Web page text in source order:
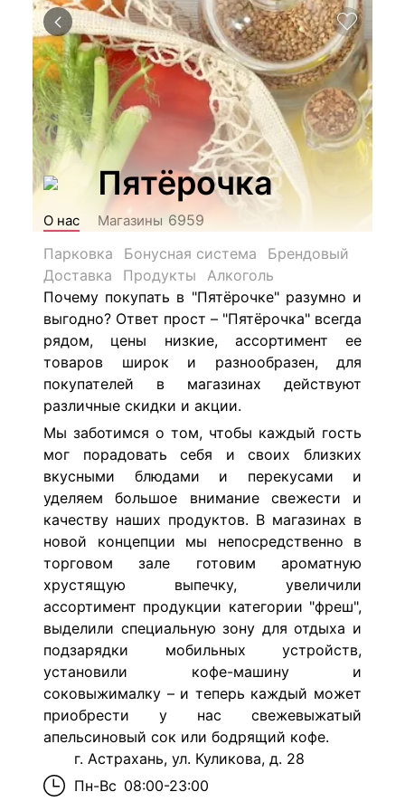
Пятёрочка
О нас Магазины 6959
Парковка
Бонусная система
Брендовый
Доставка
Продукты
Алкоголь
Почему покупать в "Пятёрочке" разумно и
выгодно? Ответ прост – "Пятёрочка" всегда
рядом, цены низкие, ассортимент ее
товаров широк и разнообразен, для
покупателей в магазинах действуют
различные скидки и акции.
Мы заботимся о том, чтобы каждый гость
мог порадовать себя и своих близких
вкусными блюдами и перекусами и
уделяем большое внимание свежести и
качеству наших продуктов. В магазинах в
новой концепции мы непосредственно в
торговом зале готовим ароматную
хрустящую выпечку, увеличили
ассортимент продукции категории "фреш",
выделили специальную зону для отдыха и
подзарядки мобильных устройств,
установили кофе-машину и
соковыжималку – и теперь каждый может
приобрести у нас свежевыжатый
апельсиновый сок или бодрящий кофе.
г. Астрахань, ул. Куликова, д. 28
Пн-Вс 08:00-23:00